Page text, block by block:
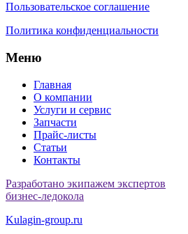
Пользовательское соглашение
Политика конфиденциальности
Меню
Главная
О компании
Услуги и сервис
Запчасти
Прайс-листы
Статьи
Контакты
Разработано экипажем экспертов
бизнес-ледокола
Kulagin-group.ru